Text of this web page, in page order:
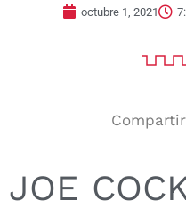
octubre 1, 2021
JOE